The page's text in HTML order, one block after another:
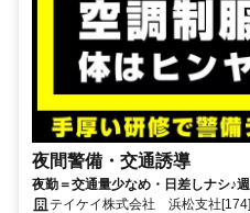
夜間警備・交通誘導
夜勤＝交通量少なめ・日差しナシ
テイケイ株式会社 浜松支社[174]